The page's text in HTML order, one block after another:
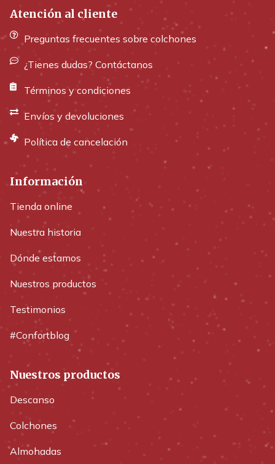
Atención al cliente
Preguntas frecuentes sobre colchones
¿Tienes dudas? Contáctanos
Términos y condiciones
Envíos y devoluciones
Política de cancelación
Información
Tienda online
Nuestra historia
Dónde estamos
Nuestros productos
Testimonios
#Confortblog
Nuestros productos
Descanso
Colchones
Almohadas